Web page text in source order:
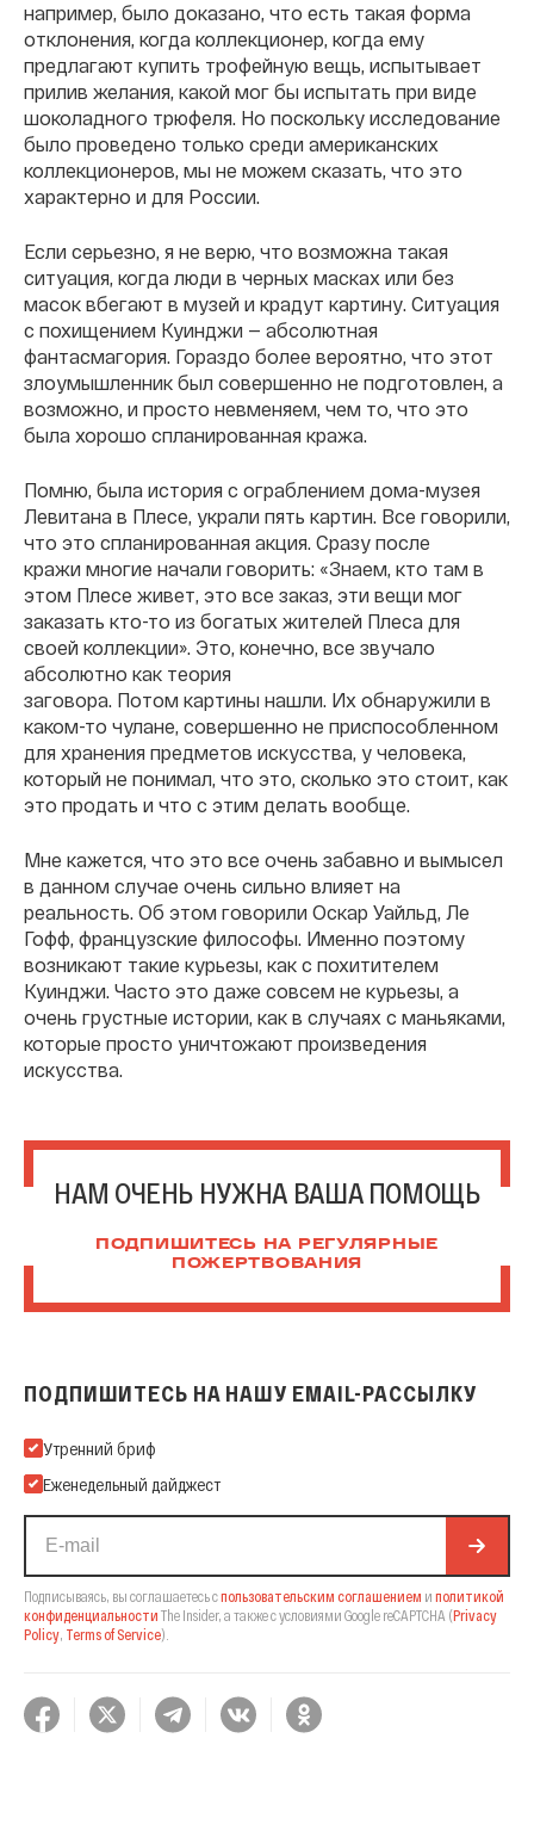
например, было доказано, что есть такая форма
отклонения, когда коллекционер, когда ему
предлагают купить трофейную вещь, испытывает
прилив желания, какой мог бы испытать при виде
шоколадного трюфеля. Но поскольку исследование
было проведено только среди американских
коллекционеров, мы не можем сказать, что это
характерно и для России.
Если серьезно, я не верю, что возможна такая
ситуация, когда люди в черных масках или без
масок вбегают в музей и крадут картину. Ситуация
с похищением Куинджи — абсолютная
фантасмагория. Гораздо более вероятно, что этот
злоумышленник был совершенно не подготовлен, а
возможно, и просто невменяем, чем то, что это
была хорошо спланированная кража.
Помню, была история с ограблением дома-музея
Левитана в Плесе, украли пять картин. Все говорили,
что это спланированная акция. Сразу после
кражи многие начали говорить: «Знаем, кто там в
этом Плесе живет, это все заказ, эти вещи мог
заказать кто-то из богатых жителей Плеса для
своей коллекции». Это, конечно, все звучало
абсолютно как теория
заговора. Потом картины нашли. Их обнаружили в
каком-то чулане, совершенно не приспособленном
для хранения предметов искусства, у человека,
который не понимал, что это, сколько это стоит, как
это продать и что с этим делать вообще.
Мне кажется, что это все очень забавно и вымысел
в данном случае очень сильно влияет на
реальность. Об этом говорили Оскар Уайльд, Ле
Гофф, французские философы. Именно поэтому
возникают такие курьезы, как с похитителем
Куинджи. Часто это даже совсем не курьезы, а
очень грустные истории, как в случаях с маньяками,
которые просто уничтожают произведения
искусства.
НАМ ОЧЕНЬ НУЖНА ВАША ПОМОЩЬ
ПОДПИШИТЕСЬ НА РЕГУЛЯРНЫЕ
ПОЖЕРТВОВАНИЯ
ПОДПИШИТЕСЬ НА НАШУ EMAIL-РАССЫЛКУ
Подпишитесь на нашу Email-рассылку
Утренний бриф
Еженедельный дайджест
Подписываясь, вы соглашаетесь спользовательским соглашением и политикой
конфиденциальности The Insider, а также с условиями Google reCAPTCHA (Privacy
Policy, Terms of Service).